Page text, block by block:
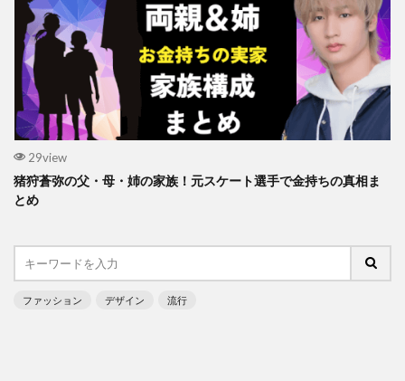
29view
猪狩蒼弥の父・母・姉の家族！元スケート選手で金持ちの真相ま
とめ
ファッション デザイン 流行